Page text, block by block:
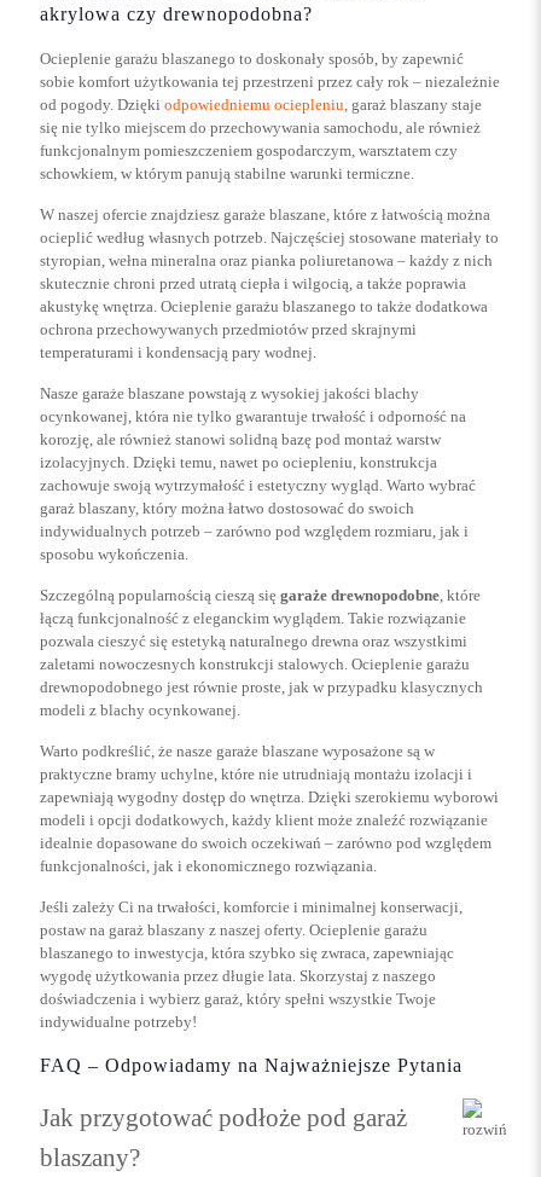
akrylowa czy drewnopodobna?
Ocieplenie garażu blaszanego to doskonały sposób, by zapewnić
sobie komfort użytkowania tej przestrzeni przez cały rok – niezależnie
od pogody. Dzięki odpowiedniemu ociepleniu, garaż blaszany staje
się nie tylko miejscem do przechowywania samochodu, ale również
funkcjonalnym pomieszczeniem gospodarczym, warsztatem czy
schowkiem, w którym panują stabilne warunki termiczne.
W naszej ofercie znajdziesz garaże blaszane, które z łatwością można
ocieplić według własnych potrzeb. Najczęściej stosowane materiały to
styropian, wełna mineralna oraz pianka poliuretanowa – każdy z nich
skutecznie chroni przed utratą ciepła i wilgocią, a także poprawia
akustykę wnętrza. Ocieplenie garażu blaszanego to także dodatkowa
ochrona przechowywanych przedmiotów przed skrajnymi
temperaturami i kondensacją pary wodnej.
Nasze garaże blaszane powstają z wysokiej jakości blachy
ocynkowanej, która nie tylko gwarantuje trwałość i odporność na
korozję, ale również stanowi solidną bazę pod montaż warstw
izolacyjnych. Dzięki temu, nawet po ociepleniu, konstrukcja
zachowuje swoją wytrzymałość i estetyczny wygląd. Warto wybrać
garaż blaszany, który można łatwo dostosować do swoich
indywidualnych potrzeb – zarówno pod względem rozmiaru, jak i
sposobu wykończenia.
Szczególną popularnością cieszą się garaże drewnopodobne, które
łączą funkcjonalność z eleganckim wyglądem. Takie rozwiązanie
pozwala cieszyć się estetyką naturalnego drewna oraz wszystkimi
zaletami nowoczesnych konstrukcji stalowych. Ocieplenie garażu
drewnopodobnego jest równie proste, jak w przypadku klasycznych
modeli z blachy ocynkowanej.
Warto podkreślić, że nasze garaże blaszane wyposażone są w
praktyczne bramy uchylne, które nie utrudniają montażu izolacji i
zapewniają wygodny dostęp do wnętrza. Dzięki szerokiemu wyborowi
modeli i opcji dodatkowych, każdy klient może znaleźć rozwiązanie
idealnie dopasowane do swoich oczekiwań – zarówno pod względem
funkcjonalności, jak i ekonomicznego rozwiązania.
Jeśli zależy Ci na trwałości, komforcie i minimalnej konserwacji,
postaw na garaż blaszany z naszej oferty. Ocieplenie garażu
blaszanego to inwestycja, która szybko się zwraca, zapewniając
wygodę użytkowania przez długie lata. Skorzystaj z naszego
doświadczenia i wybierz garaż, który spełni wszystkie Twoje
indywidualne potrzeby!
FAQ – Odpowiadamy na Najważniejsze Pytania
Jak przygotować podłoże pod garaż
blaszany?